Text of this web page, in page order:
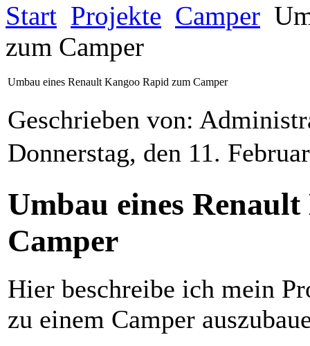
Start Projekte Camper
zum Camper
Umbau eines Renault Kangoo Rapid zum Camper
Geschrieben von:
Donnerstag, den 11.
Umbau eines
Camper
Hier beschreibe ich mein
zu einem Camper